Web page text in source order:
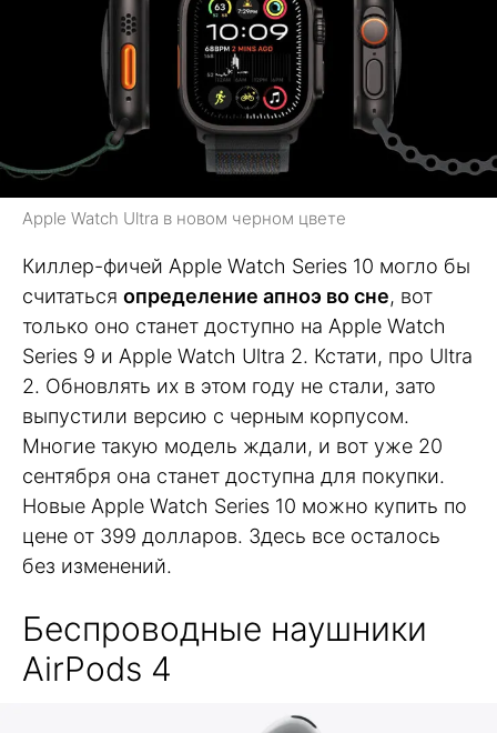
Apple Watch Ultra в новом черном цвете
Киллер-фичей Apple Watch Series 10 могло бы
считаться определение апноэ во сне, вот
только оно станет доступно на Apple Watch
Series 9 и Apple Watch Ultra 2. Кстати, про Ultra
2. Обновлять их в этом году не стали, зато
выпустили версию с черным корпусом.
Многие такую модель ждали, и вот уже 20
сентября она станет доступна для покупки.
Новые Apple Watch Series 10 можно купить по
цене от 399 долларов. Здесь все осталось
без изменений.
Беспроводные наушники
AirPods 4